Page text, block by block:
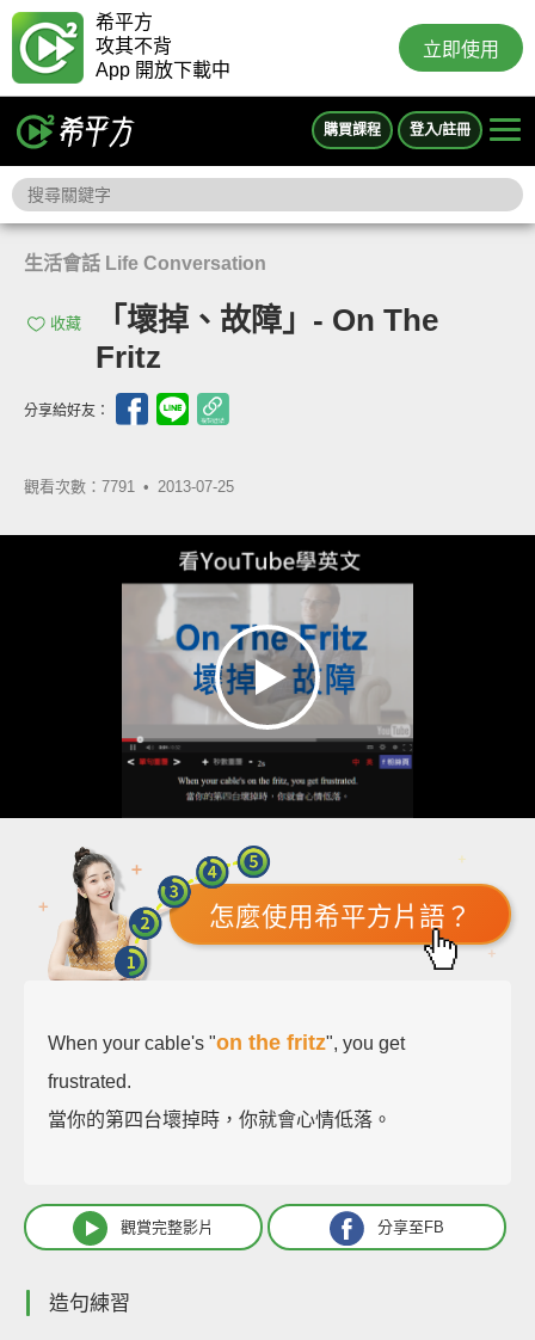
希平方
攻其不背
App 開放下載中
立即使用
購買課程 登入/註冊
生活會話 Life Conversation
收藏
「壞掉、故障」- On The
Fritz
分享給好友：
觀看次數：7791 • 2013-07-25
怎麼使用希平方片語？
When your cable's "on the fritz", you get
frustrated.
當你的第四台壞掉時，你就會心情低落。
觀賞完整影片 分享至FB
造句練習